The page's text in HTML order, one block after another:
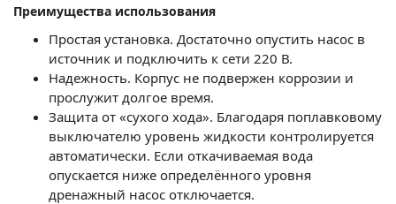
Преимущества использования
Простая установка. Достаточно опустить насос в
источник и подключить к сети 220 В.
Надежность. Корпус не подвержен коррозии и
прослужит долгое время.
Защита от «сухого хода». Благодаря поплавковому
выключателю уровень жидкости контролируется
автоматически. Если откачиваемая вода
опускается ниже определённого уровня
дренажный насос отключается.